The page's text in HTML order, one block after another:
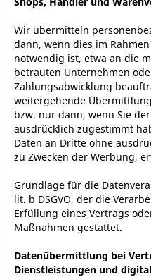
Wir übermitteln
dann, wenn dies im
notwendig ist, etwa an die
betrauten Unternehmen
Zahlungsabwicklung
weitergehende
bzw. nur dann, wenn Sie
ausdrücklich zugestimmt
Daten an Dritte ohne
zu Zwecken der Werbung,
Grundlage für die
lit. b DSGVO, der die
Erfüllung eines Vertrags
Maßnahmen gestattet.
Datenübermittlung bei
Dienstleistungen und